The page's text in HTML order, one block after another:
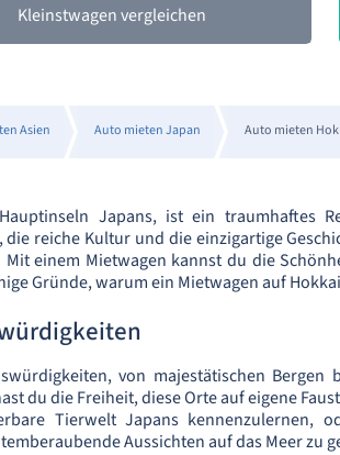
Kleinstwagen vergleichen
Asien Auto mieten Japan Auto mieten
Japans, ist ein traumhaftes
reiche Kultur und die einzigartige
einem Mietwagen kannst du die
Gründe, warum ein Mietwagen auf
von majestätischen Bergen
du die Freiheit, diese Orte auf eigene
Tierwelt Japans kennenzulernen,
Aussichten auf das Meer zu